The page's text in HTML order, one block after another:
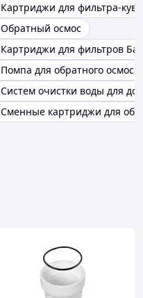
Картриджи для фильтра-
Обратный осмос
Картриджи для фильтров
Помпа для обратного осмоса
Систем очистки воды для
Сменные картриджи для